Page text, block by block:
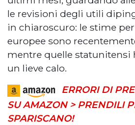
le revisioni degli utili
in chiaroscuro: le stime
europee sono
mentre quelle statunitensi
un lieve calo.
ERRORI DI
SU AMAZON > PRENDILI
SPARISCANO!